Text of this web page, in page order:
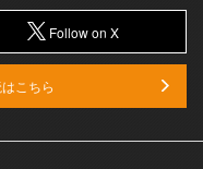
Follow on X
こちら